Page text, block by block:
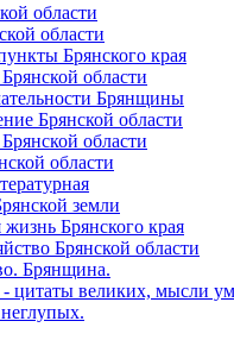
области
области
Брянского края
области
Брянщины
Брянской области
области
области
земли
Брянского края
Брянской области
Брянщина.
- цитаты великих, мысли